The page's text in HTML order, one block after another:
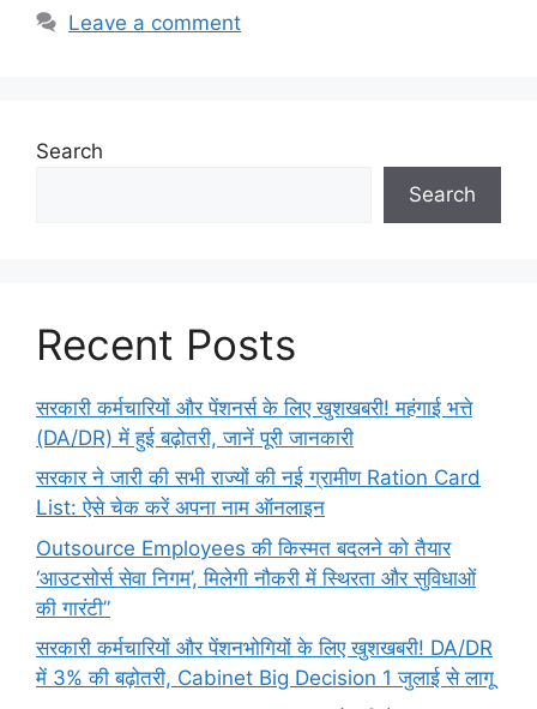
Leave a comment
Search
Search
Recent Posts
सरकारी कर्मचारियों और पेंशनर्स के लिए खुशखबरी! महंगाई भत्ते
(DA/DR) में हुई बढ़ोतरी, जानें पूरी जानकारी
सरकार ने जारी की सभी राज्यों की नई ग्रामीण Ration Card
List: ऐसे चेक करें अपना नाम ऑनलाइन
Outsource Employees की किस्मत बदलने को तैयार
‘आउटसोर्स सेवा निगम’, मिलेगी नौकरी में स्थिरता और सुविधाओं
की गारंटी”
सरकारी कर्मचारियों और पेंशनभोगियों के लिए खुशखबरी! DA/DR
में 3% की बढ़ोतरी, Cabinet Big Decision 1 जुलाई से लागू